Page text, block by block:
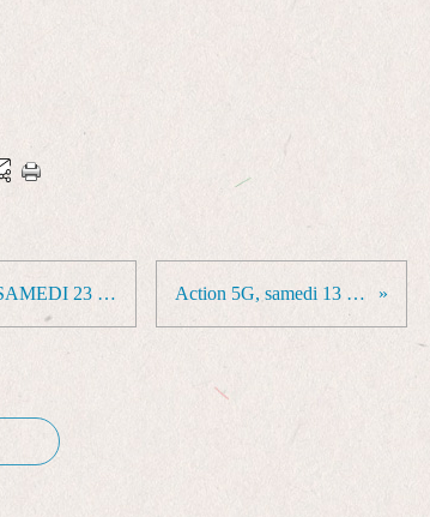
RASSEMBLEMENT STOP LINKY SAMEDI 23 JANVIER 2021 À ANIANE (34150) Action 5G, samedi 13 février à Montpellier